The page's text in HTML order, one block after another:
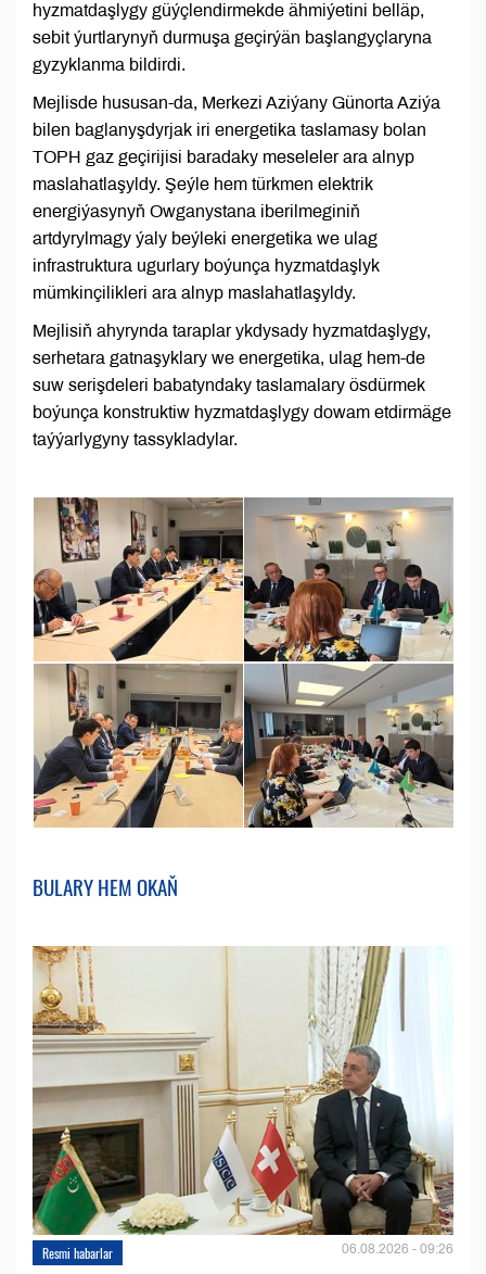
hyzmatdaşlygy güýçlendirmekde ähmiýetini belläp,
sebit ýurtlarynyň durmuşa geçirýän başlangyçlaryna
gyzyklanma bildirdi.
Mejlisde hususan-da, Merkezi Aziýany Günorta Aziýa
bilen baglanyşdyrjak iri energetika taslamasy bolan
TOPH gaz geçirijisi baradaky meseleler ara alnyp
maslahatlaşyldy. Şeýle hem türkmen elektrik
energiýasynyň Owganystana iberilmeginiň
artdyrylmagy ýaly beýleki energetika we ulag
infrastruktura ugurlary boýunça hyzmatdaşlyk
mümkinçilikleri ara alnyp maslahatlaşyldy.
Mejlisiň ahyrynda taraplar ykdysady hyzmatdaşlygy,
serhetara gatnaşyklary we energetika, ulag hem-de
suw serişdeleri babatyndaky taslamalary ösdürmek
boýunça konstruktiw hyzmatdaşlygy dowam etdirmäge
taýýarlygyny tassykladylar.
BULARY HEM OKAŇ
Resmi habarlar 06.08.2026 - 09:26